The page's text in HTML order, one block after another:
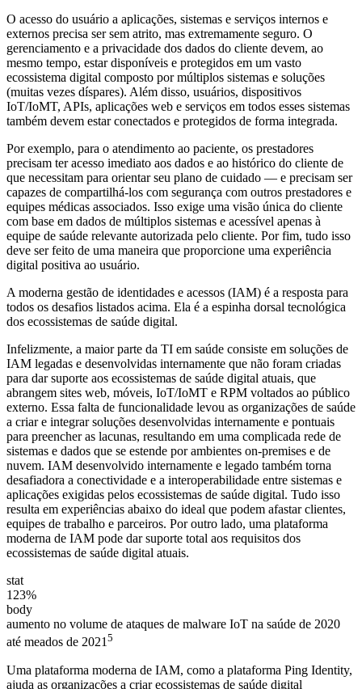
O acesso do usuário a aplicações, sistemas e serviços internos e
externos precisa ser sem atrito, mas extremamente seguro. O
gerenciamento e a privacidade dos dados do cliente devem, ao
mesmo tempo, estar disponíveis e protegidos em um vasto
ecossistema digital composto por múltiplos sistemas e soluções
(muitas vezes díspares). Além disso, usuários, dispositivos
IoT/IoMT, APIs, aplicações web e serviços em todos esses sistemas
também devem estar conectados e protegidos de forma integrada.
Por exemplo, para o atendimento ao paciente, os prestadores
precisam ter acesso imediato aos dados e ao histórico do cliente de
que necessitam para orientar seu plano de cuidado — e precisam ser
capazes de compartilhá-los com segurança com outros prestadores e
equipes médicas associados. Isso exige uma visão única do cliente
com base em dados de múltiplos sistemas e acessível apenas à
equipe de saúde relevante autorizada pelo cliente. Por fim, tudo isso
deve ser feito de uma maneira que proporcione uma experiência
digital positiva ao usuário.
A moderna gestão de identidades e acessos (IAM) é a resposta para
todos os desafios listados acima. Ela é a espinha dorsal tecnológica
dos ecossistemas de saúde digital.
Infelizmente, a maior parte da TI em saúde consiste em soluções de
IAM legadas e desenvolvidas internamente que não foram criadas
para dar suporte aos ecossistemas de saúde digital atuais, que
abrangem sites web, móveis, IoT/IoMT e RPM voltados ao público
externo. Essa falta de funcionalidade levou as organizações de saúde
a criar e integrar soluções desenvolvidas internamente e pontuais
para preencher as lacunas, resultando em uma complicada rede de
sistemas e dados que se estende por ambientes on-premises e de
nuvem. IAM desenvolvido internamente e legado também torna
desafiadora a conectividade e a interoperabilidade entre sistemas e
aplicações exigidas pelos ecossistemas de saúde digital. Tudo isso
resulta em experiências abaixo do ideal que podem afastar clientes,
equipes de trabalho e parceiros. Por outro lado, uma plataforma
moderna de IAM pode dar suporte total aos requisitos dos
ecossistemas de saúde digital atuais.
stat
123%
body
aumento no volume de ataques de malware IoT na saúde de 2020
até meados de 20215
Uma plataforma moderna de IAM, como a plataforma Ping Identity,
ajuda as organizações a criar ecossistemas de saúde digital